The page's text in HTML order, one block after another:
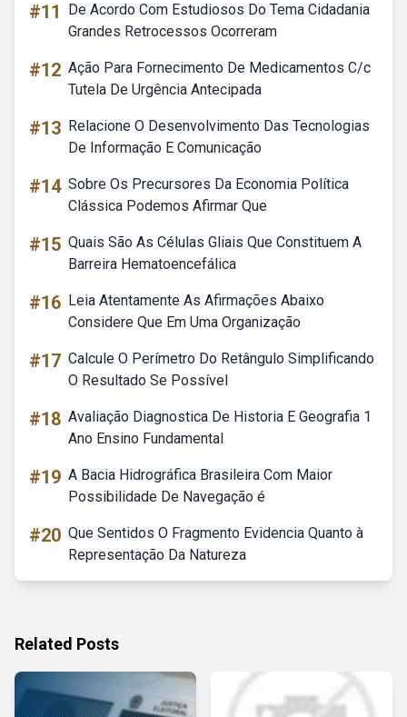
#11
De Acordo Com Estudiosos Do Tema Cidadania
Grandes Retrocessos Ocorreram
#12 Ação Para Fornecimento De Medicamentos C/c
Tutela De Urgência Antecipada
#13 Relacione O Desenvolvimento Das Tecnologias
De Informação E Comunicação
#14 Sobre Os Precursores Da Economia Política
Clássica Podemos Afirmar Que
#15 Quais São As Células Gliais Que Constituem A
Barreira Hematoencefálica
#16 Leia Atentamente As Afirmações Abaixo
Considere Que Em Uma Organização
#17 Calcule O Perímetro Do Retângulo Simplificando
O Resultado Se Possível
#18 Avaliação Diagnostica De Historia E Geografia 1
Ano Ensino Fundamental
#19 A Bacia Hidrográfica Brasileira Com Maior
Possibilidade De Navegação é
#20 Que Sentidos O Fragmento Evidencia Quanto à
Representação Da Natureza
Related Posts